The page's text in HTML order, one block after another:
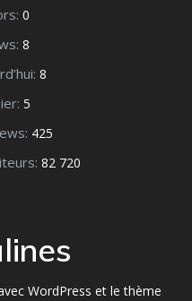
0
8
8
5
425
82 720
WordPress et lethème